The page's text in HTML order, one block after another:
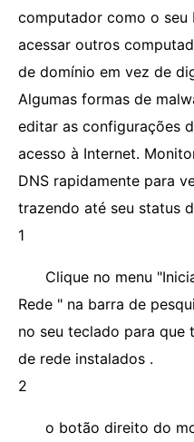
computador como o seu
acessar outros
de domínio em vez de
Algumas formas de
editar as configurações
acesso à Internet.
DNS rapidamente para
trazendo até seu status
1
Clique no menu
Rede " na barra de
no seu teclado para que
de rede instalados .
2
o botão direito do